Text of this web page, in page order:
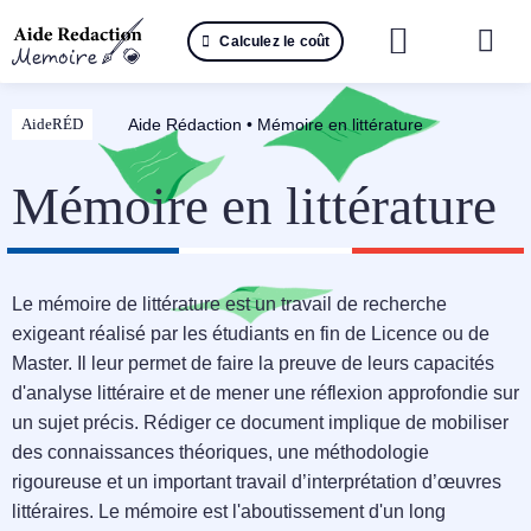
au
contenu
Calculez le coût
📚
📝
📝
AideRÉD Aide Rédaction • Mémoire en littérature
Mémoire en littérature
Le mémoire de littérature est un travail de recherche
exigeant réalisé par les étudiants en fin de Licence ou de
Master. Il leur permet de faire la preuve de leurs capacités
d'analyse littéraire et de mener une réflexion approfondie sur
un sujet précis. Rédiger ce document implique de mobiliser
des connaissances théoriques, une méthodologie
rigoureuse et un important travail d’interprétation d’œuvres
littéraires. Le mémoire est l'aboutissement d'un long